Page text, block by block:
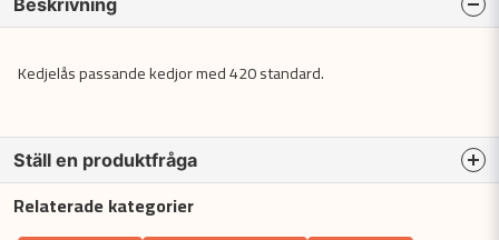
Beskrivning
Kedjelås passande kedjor med 420 standard.
Ställ en produktfråga
question
Fråga oss något om denna produkten...
Relaterade kategorier